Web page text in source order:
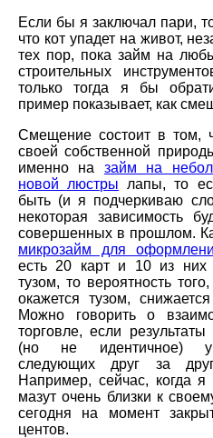
Если бы я заключал пари,
что кот упадет на живот,
тех пор, пока займ на
строительных
только тогда я бы
пример показывает, как
Смещение состоит в том,
своей собственной
именно на займ на
новой люстры лапы, то
быть (и я подчеркиваю
некоторая зависимость
совершенных в прошлом.
микрозайм для
есть 20 карт и 10 из них
тузом, то вероятность
окажется тузом,
Можно говорить о
торговле, если
(но не идентичное)
следующих друг за
Например, сейчас, когда
мазут очень близки к
сегодня на момент
центов.